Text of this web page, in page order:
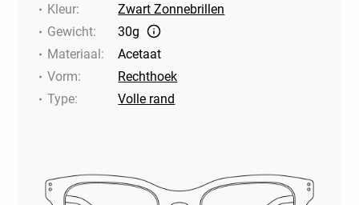
Kleur:
Zwart Zonnebrillen
Gewicht:
30g
Materiaal:
Acetaat
Vorm:
Rechthoek
Type: Volle rand